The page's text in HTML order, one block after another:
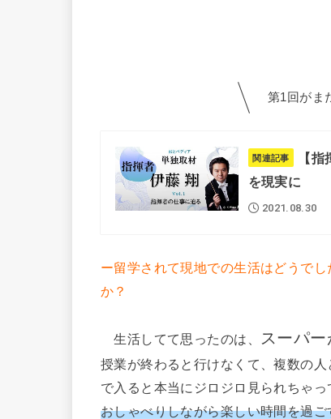
第1回がま
関連記事
【
を現実に
2021.08.30
ー留学されて現地での生活はどうで
か？
生活してて思ったのは、 スーパ
授業が終わると行けなくて、複数の
で入ると本当にジロジロ見られちゃっ
おしゃべりしながら楽しい時間を過